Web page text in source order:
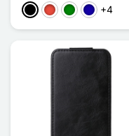
Schwarz
Rot GrünDunkelblau
+4